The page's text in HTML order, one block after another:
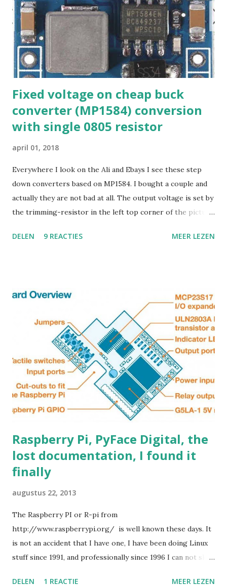
thing would play for hours without a glitch. I eventually
found out the 24 V PSU, the step down SMPS on board and
the LDO's were all ok, all power rails remained within spec,
but it still glitched sometimes. (while power was ok) I
inves...
Fixed voltage on cheap buck
converter (MP1584) conversion
with single 0805 resistor
april 01, 2018
Everywhere I look on the Ali and Ebays I see these step
down converters based on MP1584. I bought a couple and
actually they are not bad at all. The output voltage is set by
the trimming-resistor in the left top corner of the picture.
sensitive to the touch. I decided that I wanted fixed output,
Ohm in the boards I have seen. So to set some common
values for output voltage: change R1 to 27K for 3V3 output
(actually 3.4 volt, but 27K is a standard value) or change R1
to 43K0 for 5.0 Volt output. (43 K is a standard value) A
standard 0805 size resistor fits precisely, how convenient
;-). Make sure the other resistor is really 8.2K because that
determines the feedback ratio. This way you can not burn
up your circ...
DELEN 9 REACTIES MEER LEZEN
Raspberry Pi, PyFace Digital, the
lost documentation, I found it
finally
augustus 22, 2013
The Raspberry PI or R-pi from
http://www.raspberrypi.org/ is well known these days. It
is not an accident that I have one, I have been doing Linux
stuff since 1991, and professionally since 1996 I can not skip
DELEN 1 REACTIE MEER LEZEN